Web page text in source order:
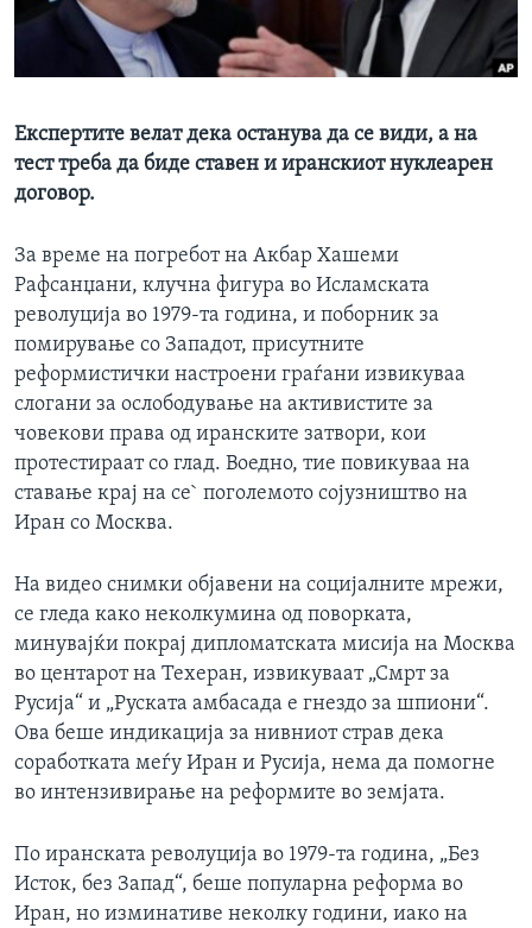
ИНТЕРВЈУА
Јазици
Експертите велат дека останува да се види, а на
тест треба да биде ставен и иранскиот нуклеарен
договор.
За време на погребот на Акбар Хашеми
Рафсанџани, клучна фигура во Исламската
револуција во 1979-та година, и поборник за
помирување со Западот, присутните
реформистички настроени граѓани извикуваа
слогани за ослободување на активистите за
човекови права од иранските затвори, кои
протестираат со глад. Воедно, тие повикуваа на
ставање крај на се` поголемото сојузништво на
Иран со Москва.
На видео снимки објавени на социјалните мрежи,
се гледа како неколкумина од поворката,
минувајќи покрај дипломатската мисија на Москва
во центарот на Техеран, извикуваат „Смрт за
Русија“ и „Руската амбасада е гнездо за шпиони“.
Ова беше индикација за нивниот страв дека
соработката меѓу Иран и Русија, нема да помогне
во интензивирање на реформите во земјата.
По иранската револуција во 1979-та година, „Без
Исток, без Запад“, беше популарна реформа во
Иран, но изминативе неколку години, иако на